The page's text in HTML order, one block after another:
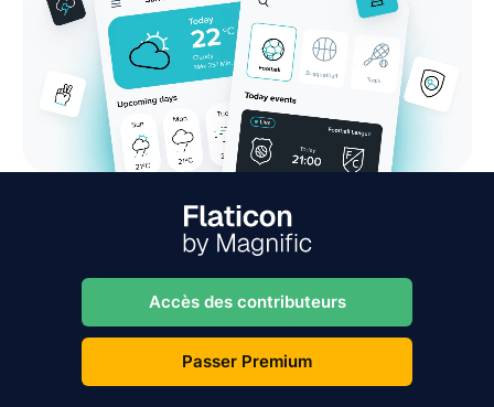
Accès des contributeurs
Passer Premium